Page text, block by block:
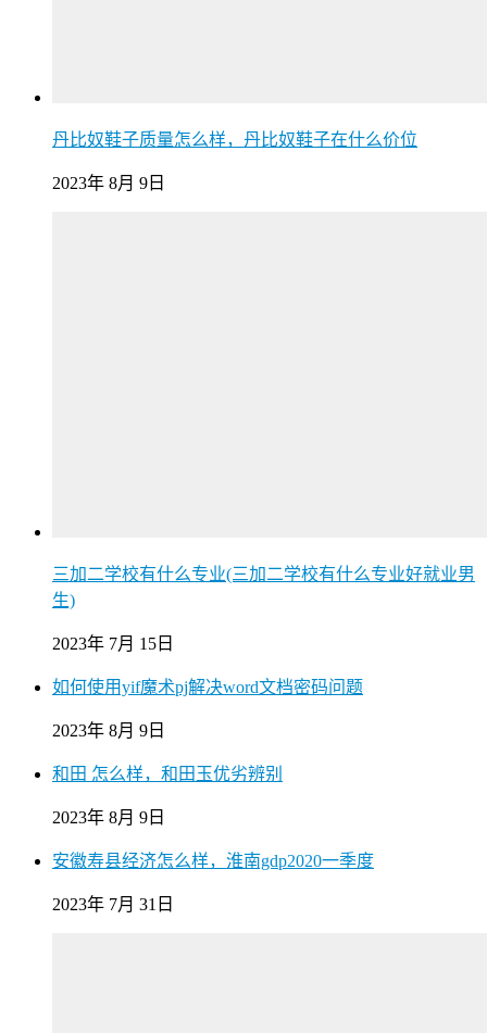
丹比奴鞋子质量怎么样，丹比奴鞋子在什么价位
2023年 8月 9日
三加二学校有什么专业(三加二学校有什么专业好就业男
生)
2023年 7月 15日
如何使用yif魔术pj解决word文档密码问题
2023年 8月 9日
和田 怎么样，和田玉优劣辨别
2023年 8月 9日
安徽寿县经济怎么样，淮南gdp2020一季度
2023年 7月 31日